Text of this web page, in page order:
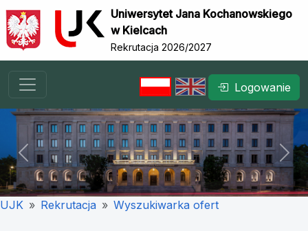
Uniwersytet Jana Kochanowskiego
w Kielcach
Rekrutacja 2026/2027
Logowanie
Previous Next
UJK Rekrutacja Wyszukiwarka ofert